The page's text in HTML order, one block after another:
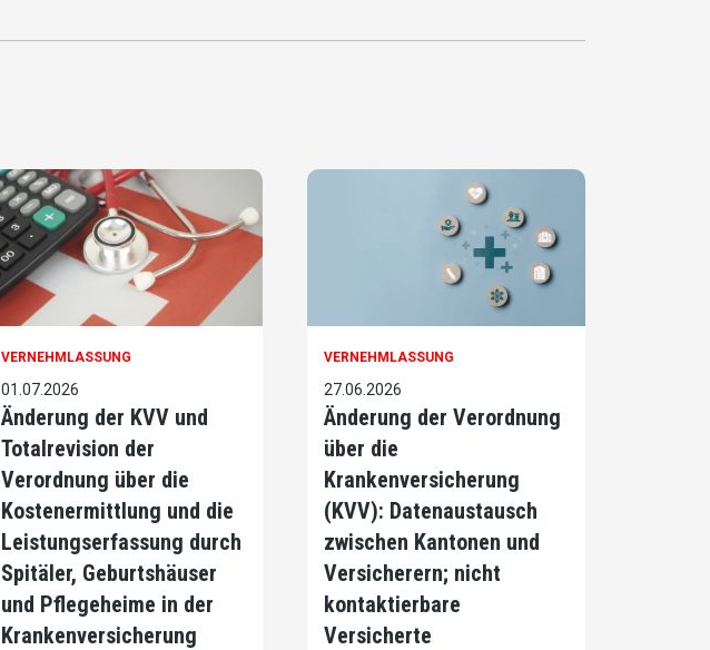
VERNEHMLASSUNG
01.07.2026
Änderung der KVV und
Totalrevision der
Verordnung über die
Kostenermittlung und die
Leistungserfassung durch
Spitäler, Geburtshäuser
und Pflegeheime in der
Krankenversicherung
VERNEHMLASSUNG
27.06.2026
Änderung der Verordnung
über die
Krankenversicherung
(KVV): Datenaustausch
zwischen Kantonen und
Versicherern; nicht
kontaktierbare
Versicherte